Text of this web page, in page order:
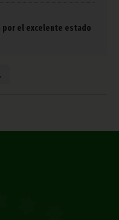
por el excelente estado